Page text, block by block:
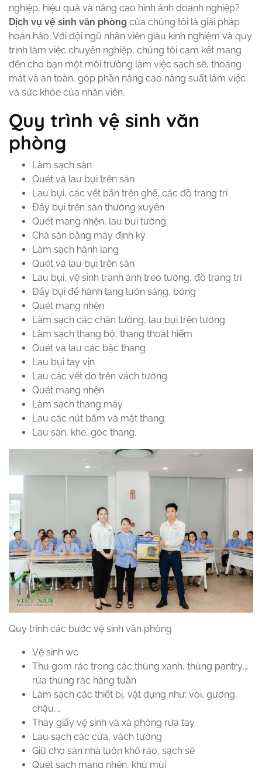
nghiệp, hiệu quả và nâng cao hình ảnh doanh nghiệp?
Dịch vụ vệ sinh văn phòng của chúng tôi là giải pháp
hoàn hảo. Với đội ngũ nhân viên giàu kinh nghiệm và quy
trình làm việc chuyên nghiệp, chúng tôi cam kết mang
đến cho bạn một môi trường làm việc sạch sẽ, thoáng
mát và an toàn, góp phần nâng cao năng suất làm việc
và sức khỏe của nhân viên.
Quy trình vệ sinh văn
phòng
Làm sạch sàn
Quét và lau bụi trên sàn
Lau bụi, các vết bẩn trên ghế, các đồ trang trí
Đẩy bụi trên sàn thường xuyên
Quét mạng nhện, lau bụi tường
Chà sàn bằng máy định kỳ
Làm sạch hành lang
Quét và lau bụi trên sàn
Lau bụi, vệ sinh tranh ảnh treo tường, đồ trang trí
Đẩy bụi để hành lang luôn sáng, bóng
Quét mạng nhện
Làm sạch các chân tường, lau bụi trên tường
Làm sạch thang bộ, thang thoát hiểm
Quét và lau các bậc thang
Lau bụi tay vịn
Lau các vết dơ trên vách tường
Quét mạng nhện
Làm sạch thang máy
Lau các nút bấm và mặt thang.
Lau sàn, khe, góc thang.
Quy trình các bước vệ sinh văn phòng
Vệ sinh wc
Thu gom rác trong các thùng xanh, thùng pantry,…
rửa thùng rác hàng tuần
Làm sạch các thiết bị, vật dụng như: vòi, gương,
chậu,…
Thay giấy vệ sinh và xà phòng rửa tay
Lau sạch các cửa, vách tường
Giữ cho sàn nhà luôn khô ráo, sạch sẽ
Quét sạch mạng nhện, khử mùi